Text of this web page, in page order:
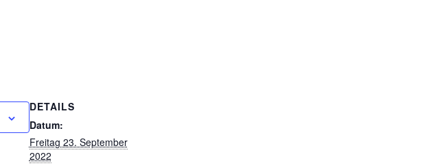
DETAILS
Datum:
Freitag 23. September
2022